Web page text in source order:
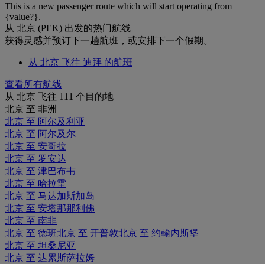
This is a new passenger route which will start operating from
{value?}.
从 北京 (PEK) 出发的热门航线
获得灵感并预订下一趟航班，或安排下一个假期。
从 北京 飞往 迪拜 的航班
查看所有航线
从 北京 飞往 111 个目的地
北京 至 非洲
北京 至 阿尔及利亚
北京 至 阿尔及尔
北京 至 安哥拉
北京 至 罗安达
北京 至 津巴布韦
北京 至 哈拉雷
北京 至 马达加斯加岛
北京 至 安塔那那利佛
北京 至 南非
北京 至 德班北京 至 开普敦北京 至 约翰内斯堡
北京 至 坦桑尼亚
北京 至 达累斯萨拉姆